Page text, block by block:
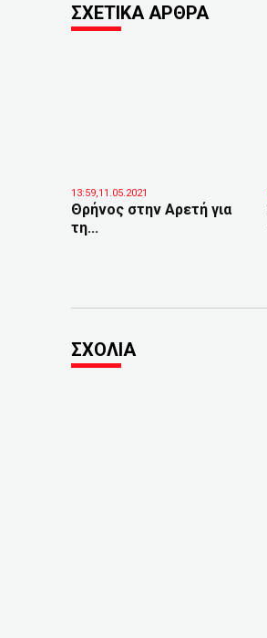
ΣΧΕΤΙΚΑ ΑΡΘΡΑ
13:59,11.05.2021
Θρήνος στην Αρετή για
τη...
ΣΧΟΛΙΑ